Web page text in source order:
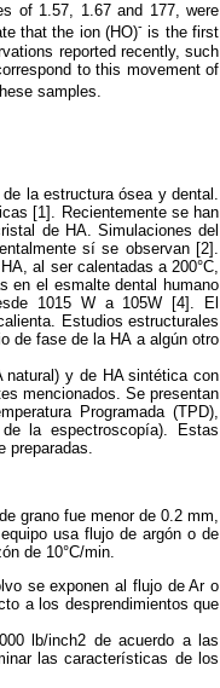
of 1.57, 1.67 and 177, were
that the ion (HO)- is the first
reported recently, such
to this movement of
samples.
la estructura ósea y dental.
[1]. Recientemente se han
de HA. Simulaciones del
sí se observan [2].
al ser calentadas a 200°C,
en el esmalte dental humano
1015 W a 105W [4]. El
Estudios estructurales
de fase de la HA a algún otro
natural) y de HA sintética con
mencionados. Se presentan
Programada (TPD),
la espectroscopía). Estas
grano fue menor de 0.2 mm,
usa flujo de argón o de
de 10°C/min.
se exponen al flujo de Ar o
a los desprendimientos que
lb/inch2 de acuerdo a las
las características de los